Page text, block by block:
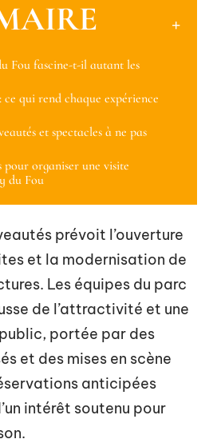
Fou fascine-t-il autant les
qui rend chaque expérience
et spectacles à ne pas
pour organiser une visite
du Fou
prévoit l’ouverture
et la modernisation de
Les équipes du parc
de l’attractivité et une
portée par des
et des mises en scène
anticipées
intérêt soutenu pour